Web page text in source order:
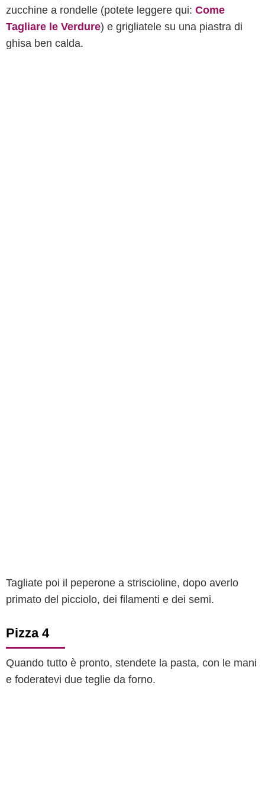
zucchine a rondelle (potete leggere qui: Come
Tagliare le Verdure) e grigliatele su una piastra di
ghisa ben calda.
Tagliate poi il peperone a striscioline, dopo averlo
primato del picciolo, dei filamenti e dei semi.
Pizza 4
Quando tutto è pronto, stendete la pasta, con le mani
e foderatevi due teglie da forno.